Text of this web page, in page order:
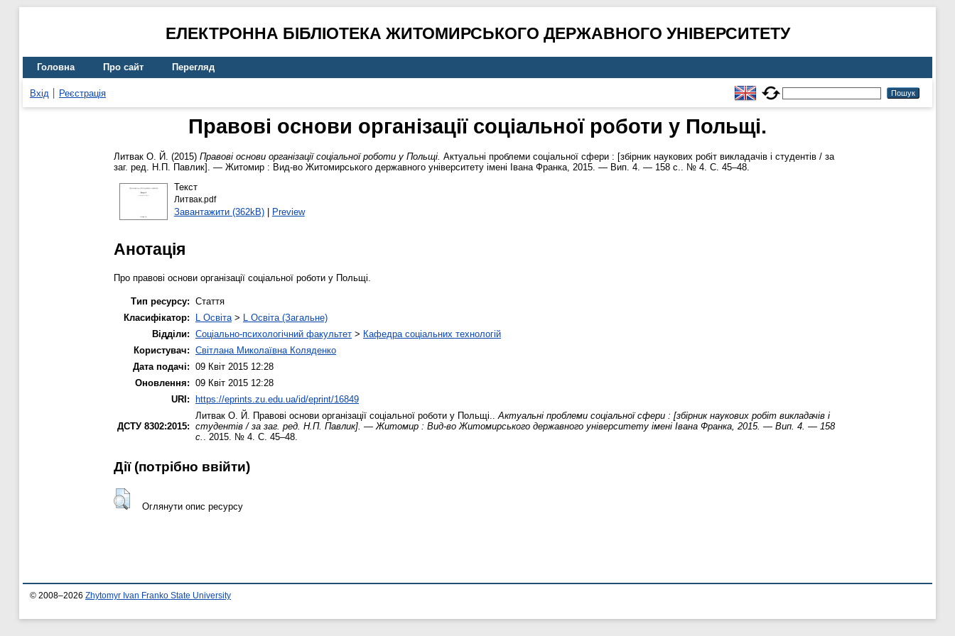
ЕЛЕКТРОННА БІБЛІОТЕКА ЖИТОМИРСЬКОГО ДЕРЖАВНОГО УНІВЕРСИТЕТУ
Головна Про сайт Перегляд
Вхід Реєстрація
Правові основи організації соціальної роботи у Польщі.
Литвак О. Й. (2015) Правові основи організації соціальної роботи у Польщі. Актуальні проблеми соціальної сфери : [збірник наукових робіт викладачів і студентів / за
заг. ред. Н.П. Павлик]. — Житомир : Вид-во Житомирського державного університету імені Івана Франка, 2015. — Вип. 4. — 158 с.. № 4. С. 45–48.
Текст
Литвак.pdf
Завантажити (362kB)| Preview
Анотація
Про правові основи організації соціальної роботи у Польщі.
Тип ресурсу: Стаття
Класифікатор:
L Освіта > L Освіта (Загальне)
Відділи: Соціально-психологічний факультет > Кафедра соціальних технологій
Користувач: Світлана Миколаївна Коляденко
Дата подачі: 09 Квіт 2015 12:28
Оновлення: 09 Квіт 2015 12:28
URI: https://eprints.zu.edu.ua/id/eprint/16849
ДСТУ 8302:2015:
Литвак О. Й. Правові основи організації соціальної роботи у Польщі.. Актуальні проблеми соціальної сфери : [збірник наукових робіт викладачів і
студентів / за заг. ред. Н.П. Павлик]. — Житомир : Вид-во Житомирського державного університету імені Івана Франка, 2015. — Вип. 4. — 158
с.
. 2015. № 4. С. 45–48.
Дії ​​(потрібно ввійти)
Оглянути опис ресурсу
© 2008–2026 Zhytomyr Ivan Franko State University